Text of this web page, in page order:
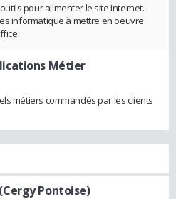
pour alimenter le site Internet.
informatique à mettre en oeuvre
Métier
métiers commandés par les clients
Pontoise)